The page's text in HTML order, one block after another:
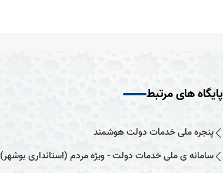
پایگاه های مرتبط
پنجره ملی خدمات دولت هوشمند
سامانه ی ملی خدمات دولت - ویژه مردم (استانداری بوشهر)